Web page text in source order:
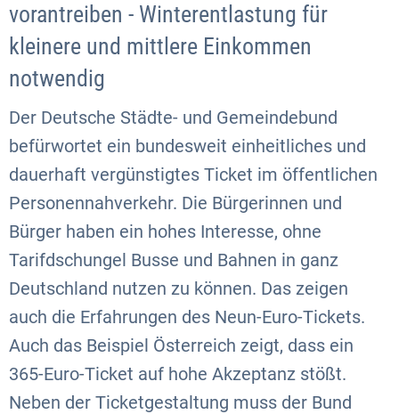
vorantreiben - Winterentlastung für
kleinere und mittlere Einkommen
notwendig
Der Deutsche Städte- und Gemeindebund
befürwortet ein bundesweit einheitliches und
dauerhaft vergünstigtes Ticket im öffentlichen
Personennahverkehr. Die Bürgerinnen und
Bürger haben ein hohes Interesse, ohne
Tarifdschungel Busse und Bahnen in ganz
Deutschland nutzen zu können. Das zeigen
auch die Erfahrungen des Neun-Euro-Tickets.
Auch das Beispiel Österreich zeigt, dass ein
365-Euro-Ticket auf hohe Akzeptanz stößt.
Neben der Ticketgestaltung muss der Bund